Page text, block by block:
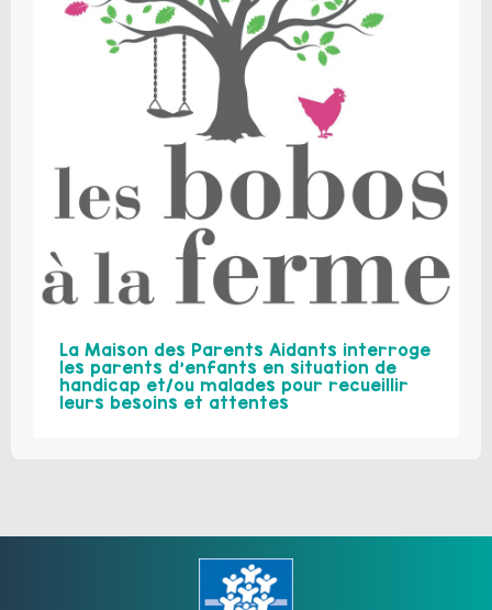
La Maison des Parents Aidants interroge
les parents d’enfants en situation de
handicap et/ou malades pour recueillir
leurs besoins et attentes